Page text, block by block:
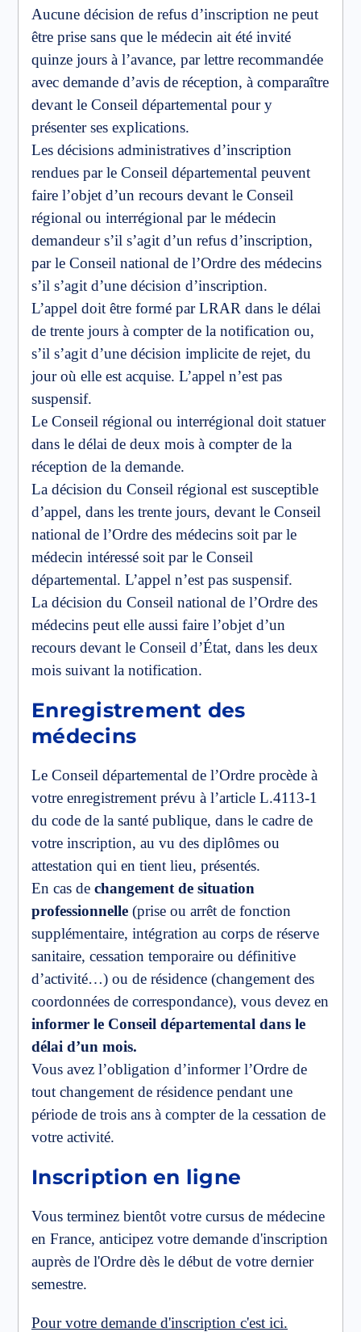
Aucune décision de refus d’inscription ne peut
être prise sans que le médecin ait été invité
quinze jours à l’avance, par lettre recommandée
avec demande d’avis de réception, à comparaître
devant le Conseil départemental pour y
présenter ses explications.
Les décisions administratives d’inscription
rendues par le Conseil départemental peuvent
faire l’objet d’un recours devant le Conseil
régional ou interrégional par le médecin
demandeur s’il s’agit d’un refus d’inscription,
par le Conseil national de l’Ordre des médecins
s’il s’agit d’une décision d’inscription.
L’appel doit être formé par LRAR dans le délai
de trente jours à compter de la notification ou,
s’il s’agit d’une décision implicite de rejet, du
jour où elle est acquise. L’appel n’est pas
suspensif.
Le Conseil régional ou interrégional doit statuer
dans le délai de deux mois à compter de la
réception de la demande.
La décision du Conseil régional est susceptible
d’appel, dans les trente jours, devant le Conseil
national de l’Ordre des médecins soit par le
médecin intéressé soit par le Conseil
départemental. L’appel n’est pas suspensif.
La décision du Conseil national de l’Ordre des
médecins peut elle aussi faire l’objet d’un
recours devant le Conseil d’État, dans les deux
mois suivant la notification.
Enregistrement des
médecins
Le Conseil départemental de l’Ordre procède à
votre enregistrement prévu à l’article L.4113-1
du code de la santé publique, dans le cadre de
votre inscription, au vu des diplômes ou
attestation qui en tient lieu, présentés.
En cas de changement de situation
professionnelle (prise ou arrêt de fonction
supplémentaire, intégration au corps de réserve
sanitaire, cessation temporaire ou définitive
d’activité…) ou de résidence (changement des
coordonnées de correspondance), vous devez en
informer le Conseil départemental dans le
délai d’un mois.
Vous avez l’obligation d’informer l’Ordre de
tout changement de résidence pendant une
période de trois ans à compter de la cessation de
votre activité.
Inscription en ligne
Vous terminez bientôt votre cursus de médecine
en France, anticipez votre demande d'inscription
auprès de l'Ordre dès le début de votre dernier
semestre.
Pour votre demande d'inscription c'est ici.